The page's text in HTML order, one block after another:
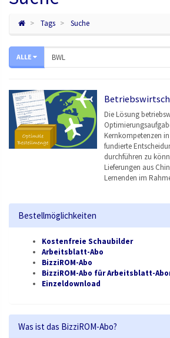
Tags Suche
ALLE
Die Lösung
Kernkompetenzen
fundierte
durchführen zu
Lieferungen aus
Lernenden im
Bestellmöglichkeiten
Kostenfreie Schaubilder
Arbeitsblatt-Abo
BizziROM-Abo
BizziROM-Abo für Arbeitsblatt-
Einzeldownload
Was ist das BizziROM-Abo?